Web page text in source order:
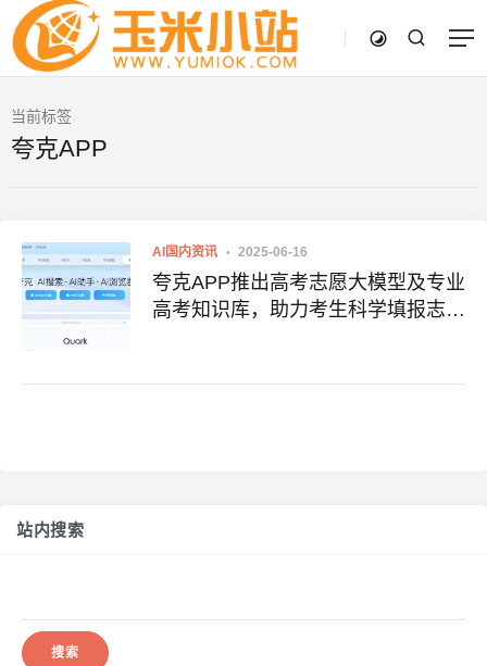
当前标签
夸克APP
AI国内资讯 2025-06-16
夸克APP推出高考志愿大模型及专业
高考知识库，助力考生科学填报志愿
站内搜索